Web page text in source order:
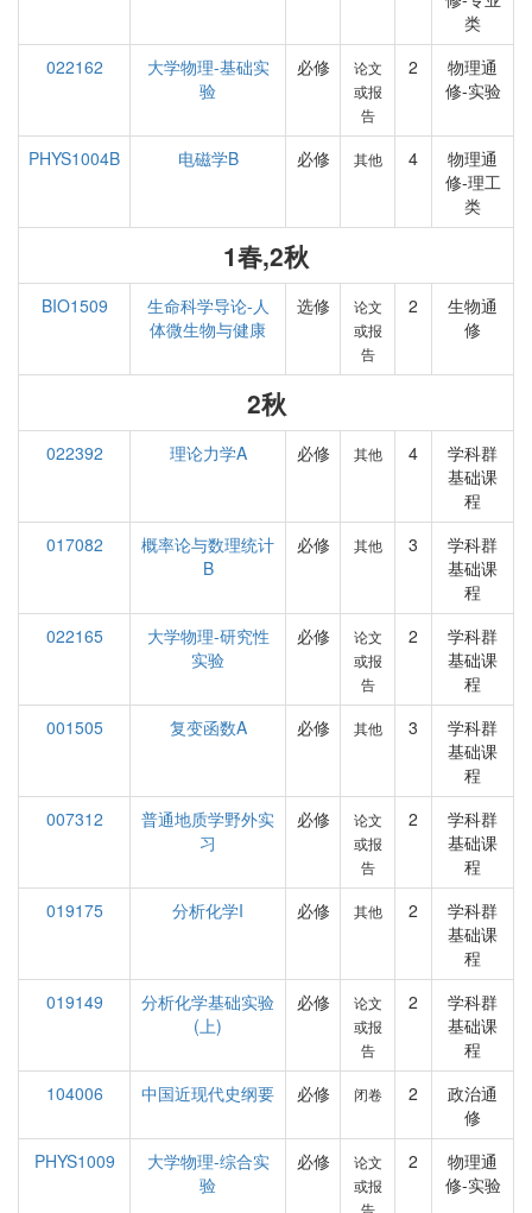
类
022162
大学物理-基础实
验
必修
论文
或报
告
2
物理通
修-实验
PHYS1004B 电磁学B 必修 其他 4
物理通
修-理工
类
1春,2秋
BIO1509
生命科学导论-人
体微生物与健康
选修
论文
或报
告
2
生物通
修
2秋
022392 理论力学A 必修 其他 4
学科群
基础课
程
017082
概率论与数理统计
B
必修 其他 3
学科群
基础课
程
022165
大学物理-研究性
实验
必修
论文
或报
告
2
学科群
基础课
程
001505
复变函数A 必修 其他 3
学科群
基础课
程
007312
普通地质学野外实
习
必修
论文
或报
告
2
学科群
基础课
程
019175
分析化学I 必修 其他 2
学科群
基础课
程
019149
分析化学基础实验
(上)
必修
论文
或报
告
2
学科群
基础课
程
104006
中国近现代史纲要 必修 闭卷 2
政治通
修
PHYS1009
大学物理-综合实
验
必修
论文
或报
告
2
物理通
修-实验